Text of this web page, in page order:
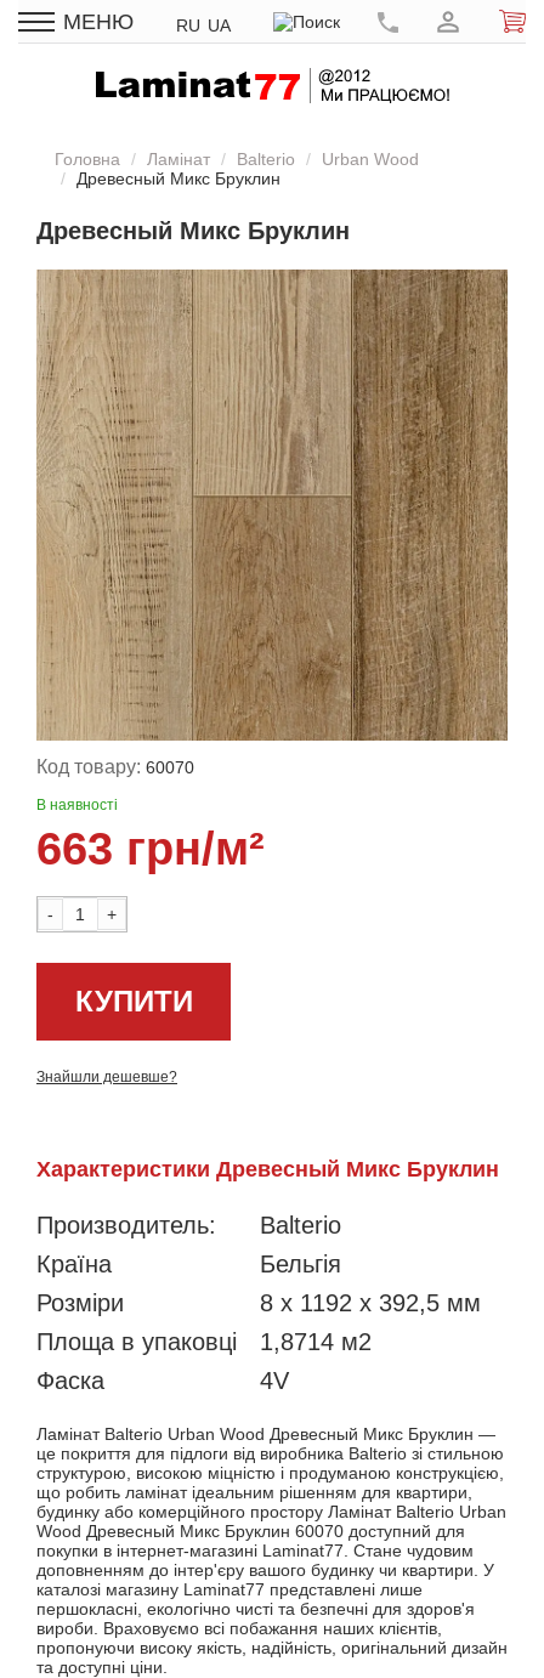
МЕНЮ RU UA
Головна Ламінат Balterio
Urban Wood
Древесный Микс Бруклин
Древесный Микс Бруклин
Код товару: 60070
В наявності
663 грн/м²
- +
КУПИТИ
Знайшли дешевше?
Характеристики Древесный Микс Бруклин
Производитель:
Balterio
Країна
Бельгія
Розміри
8 x 1192 x 392,5 мм
Площа в упаковці
1,8714 м2
Фаска
4V
Ламінат Balterio Urban Wood Древесный Микс Бруклин —
це покриття для підлоги від виробника Balterio зі стильною
структурою, високою міцністю і продуманою конструкцією,
що робить ламінат ідеальним рішенням для квартири,
будинку або комерційного простору Ламінат Balterio Urban
Wood Древесный Микс Бруклин 60070 доступний для
покупки в інтернет-магазині Laminat77. Стане чудовим
доповненням до інтер'єру вашого будинку чи квартири. У
каталозі магазину Laminat77 представлені лише
першокласні, екологічно чисті та безпечні для здоров'я
вироби. Враховуємо всі побажання наших клієнтів,
пропонуючи високу якість, надійність, оригінальний дизайн
та доступні ціни.